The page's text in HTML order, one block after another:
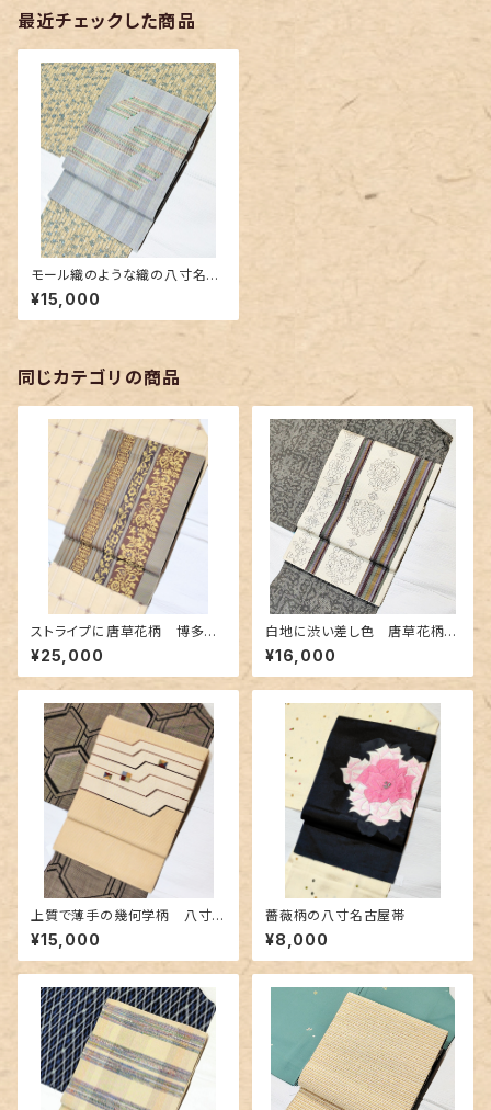
最近チェックした商品
モール織のような織の八寸名古
屋帯 青色の濃淡
¥15,000
同じカテゴリの商品
ストライプに唐草花柄 博多織
の名古屋帯
¥25,000
白地に渋い差し色 唐草花柄の
博多織り名古屋帯
¥16,000
上質で薄手の幾何学柄 八寸
の名古屋帯
¥15,000
薔薇柄の八寸名古屋帯
¥8,000